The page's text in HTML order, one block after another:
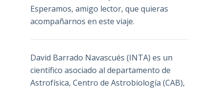
Esperamos, amigo lector, que quieras
acompañarnos en este viaje.
David Barrado Navascués (INTA) es un
científico asociado al departamento de
Astrofísica, Centro de Astrobiología (CAB),